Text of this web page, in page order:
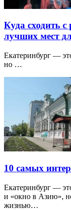
Куда сходить
лучших мест
Екатеринбург —
но …
10 самых
Екатеринбург —
и «окно в Азию»,
жизнью…